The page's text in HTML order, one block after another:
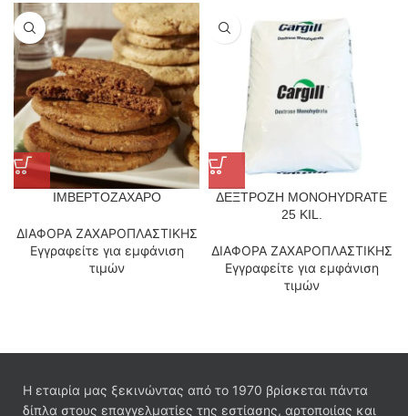
ΙΜΒΕΡΤΟΖΑΧΑΡΟ
ΔΙΑΦΟΡΑ ΖΑΧΑΡΟΠΛΑΣΤΙΚΗΣ
Εγγραφείτε για εμφάνιση
τιμών
ΔΕΞΤΡΟΖΗ MONOHYDRATE
25 KIL.
ΔΙΑΦΟΡΑ ΖΑΧΑΡΟΠΛΑΣΤΙΚΗΣ
Εγγραφείτε για εμφάνιση
τιμών
Η εταιρία μας ξεκινώντας από το 1970 βρίσκεται πάντα
δίπλα στους επαγγελματίες της εστίασης, αρτοποιίας και